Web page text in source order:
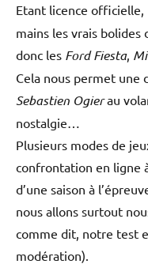
Etant licence officielle,
mains les vrais bolides
donc les Ford Fiesta,
Cela nous permet une
Sebastien Ogierau
nostalgie…
Plusieurs modes de
confrontation en ligne
d’une saison à
nous allons surtout
comme dit, notre test
modération).